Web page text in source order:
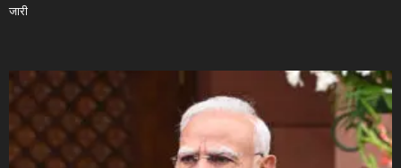
जारी